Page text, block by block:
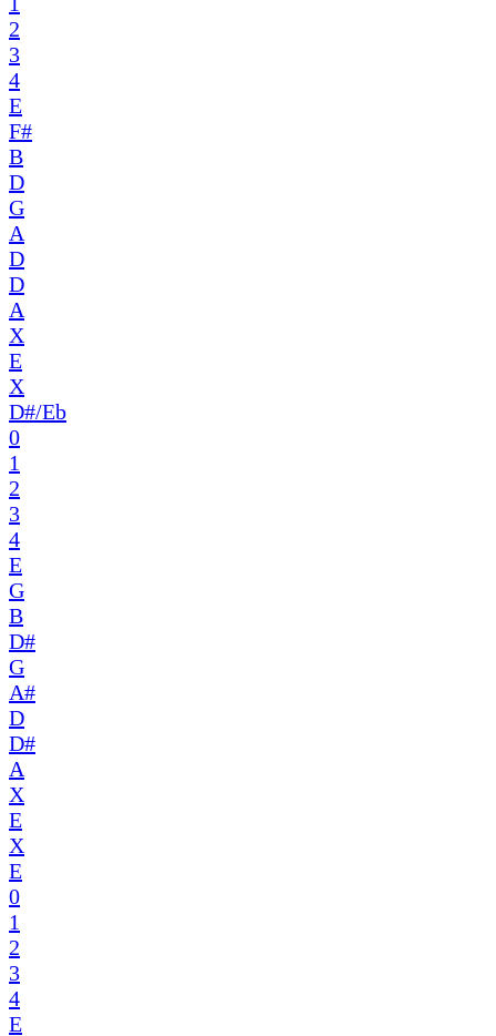
2
3
4
E
F#
B
D
G
A
D
D
A
X
E
X
D#/Eb
0
1
2
3
4
E
G
B
D#
G
A#
D
D#
A
X
E
X
E
0
1
2
3
4
E